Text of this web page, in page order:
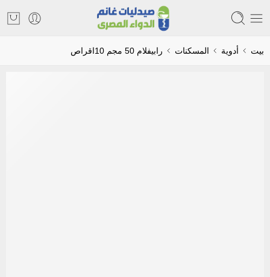
بيت أدوية المسكنات رابيفلام 50 مجم 10اقراص